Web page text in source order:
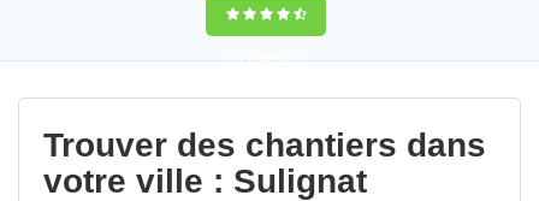
9,5(100%)41
votes
Trouver des chantiers dans
votre ville : Sulignat